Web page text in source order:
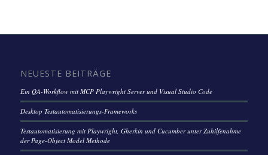
NEUESTE BEITRÄGE
Ein QA-Workflow mit MCP Playwright Server und Visual Studio Code
Desktop Testautomatisierungs-Frameworks
Testautomatisierung mit Playwright, Gherkin und Cucumber unter Zuhilfenahme
der Page-Object Model Methode